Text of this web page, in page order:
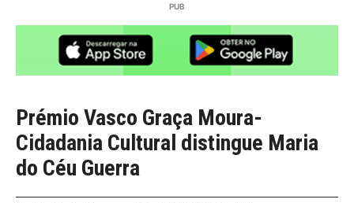
Prémio Vasco Graça Moura-
Cidadania Cultural distingue Maria
do Céu Guerra